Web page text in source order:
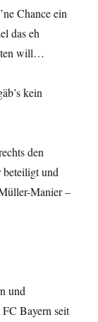
Chance ein
das eh
will…
kein
den
beteiligt und
Manier –
und
Bayern seit